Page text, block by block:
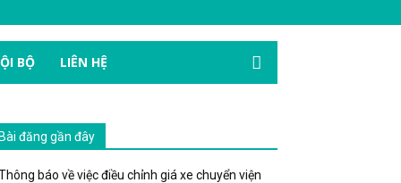
BỘ LIÊN HỆ
Bài đăng gần đây
báo về việc điều chỉnh giá xe chuyển viện